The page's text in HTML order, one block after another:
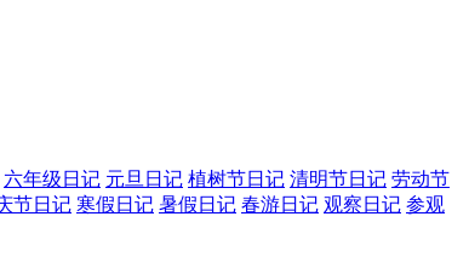
六年级日记 元旦日记 植树节日记 清明节日记 劳动节
节日记 寒假日记 暑假日记 春游日记 观察日记 参观